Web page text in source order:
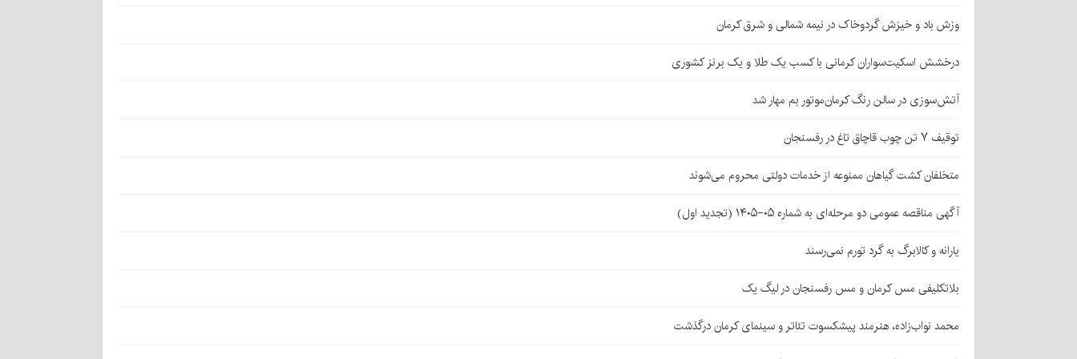
وزش باد و خیزش گردوخاک در نیمه شمالی و شرق کرمان
درخشش اسکیت‌سواران کرمانی با کسب یک طلا و یک برنز کشوری
آتش‌سوزی در سالن رنگ کرمان‌موتور بم مهار شد
توقیف ۷ تن چوب قاچاق تاغ در رفسنجان
متخلفان کشت گیاهان ممنوعه از خدمات دولتی محروم می‌شوند
آگهی مناقصه عمومی دو مرحله‌ای به شماره ۰۵-۱۴۰۵ (تجدید اول)
یارانه و کالابرگ به گرد تورم نمی‌رسند
بلاتکلیفی مس کرمان و مس رفسنجان در لیگ یک
محمد نواب‌زاده، هنرمند پیشکسوت تئاتر و سینمای کرمان درگذشت